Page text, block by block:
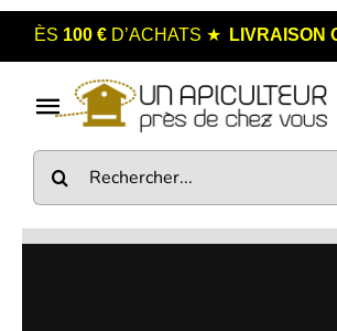
Passer
100 €D’ACHATS★ LIVRAISON
Toggle
Navigation
Rechercher: